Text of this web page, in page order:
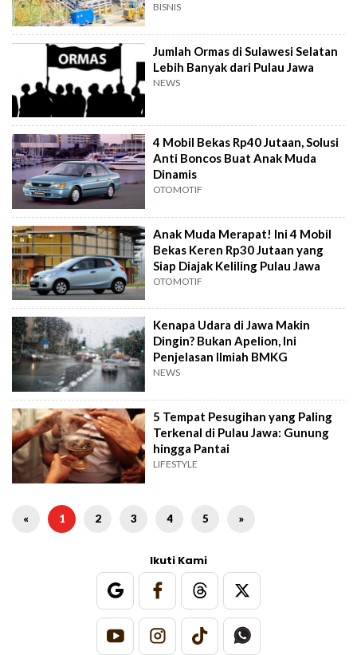
BISNIS
Jumlah Ormas di Sulawesi Selatan
Lebih Banyak dari Pulau Jawa
NEWS
4 Mobil Bekas Rp40 Jutaan, Solusi
Anti Boncos Buat Anak Muda
Dinamis
OTOMOTIF
Anak Muda Merapat! Ini 4 Mobil
Bekas Keren Rp30 Jutaan yang
Siap Diajak Keliling Pulau Jawa
OTOMOTIF
Kenapa Udara di Jawa Makin
Dingin? Bukan Apelion, Ini
Penjelasan Ilmiah BMKG
NEWS
5 Tempat Pesugihan yang Paling
Terkenal di Pulau Jawa: Gunung
hingga Pantai
LIFESTYLE
« 1 2 3 4 5 »
Ikuti Kami